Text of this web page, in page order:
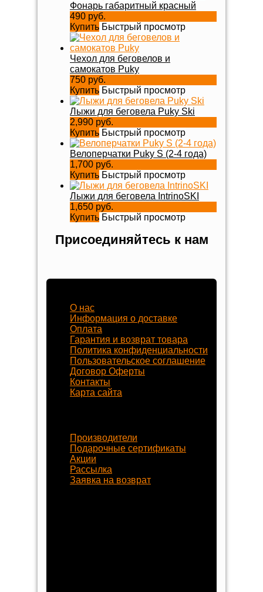
Фонарь габаритный красный
490 руб.
Купить Быстрый просмотр
Чехол для беговелов и
самокатов Puky
750 руб.
Купить Быстрый просмотр
Лыжи для беговела Puky Ski
2,990 руб.
Купить Быстрый просмотр
Велоперчатки Puky S (2-4 года)
1,700 руб.
Купить Быстрый просмотр
Лыжи для беговела IntrinoSKI
1,650 руб.
Купить Быстрый просмотр
Присоединяйтесь к нам
Наш магазин
О нас
Информация о доставке
Оплата
Гарантия и возврат товара
Политика конфиденциальности
Пользовательское соглашение
Договор Оферты
Контакты
Карта сайта
Производители
Подарочные сертификаты
Акции
Рассылка
Заявка на возврат